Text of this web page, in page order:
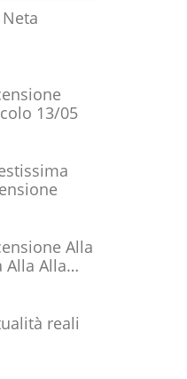
13/05
Alla
Alla Alla
reali